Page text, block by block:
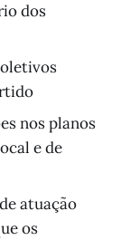
dos
nos planos
e de
atuação
os